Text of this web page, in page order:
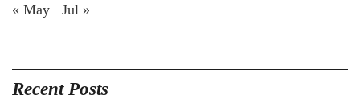
« May Jul »
Recent Posts